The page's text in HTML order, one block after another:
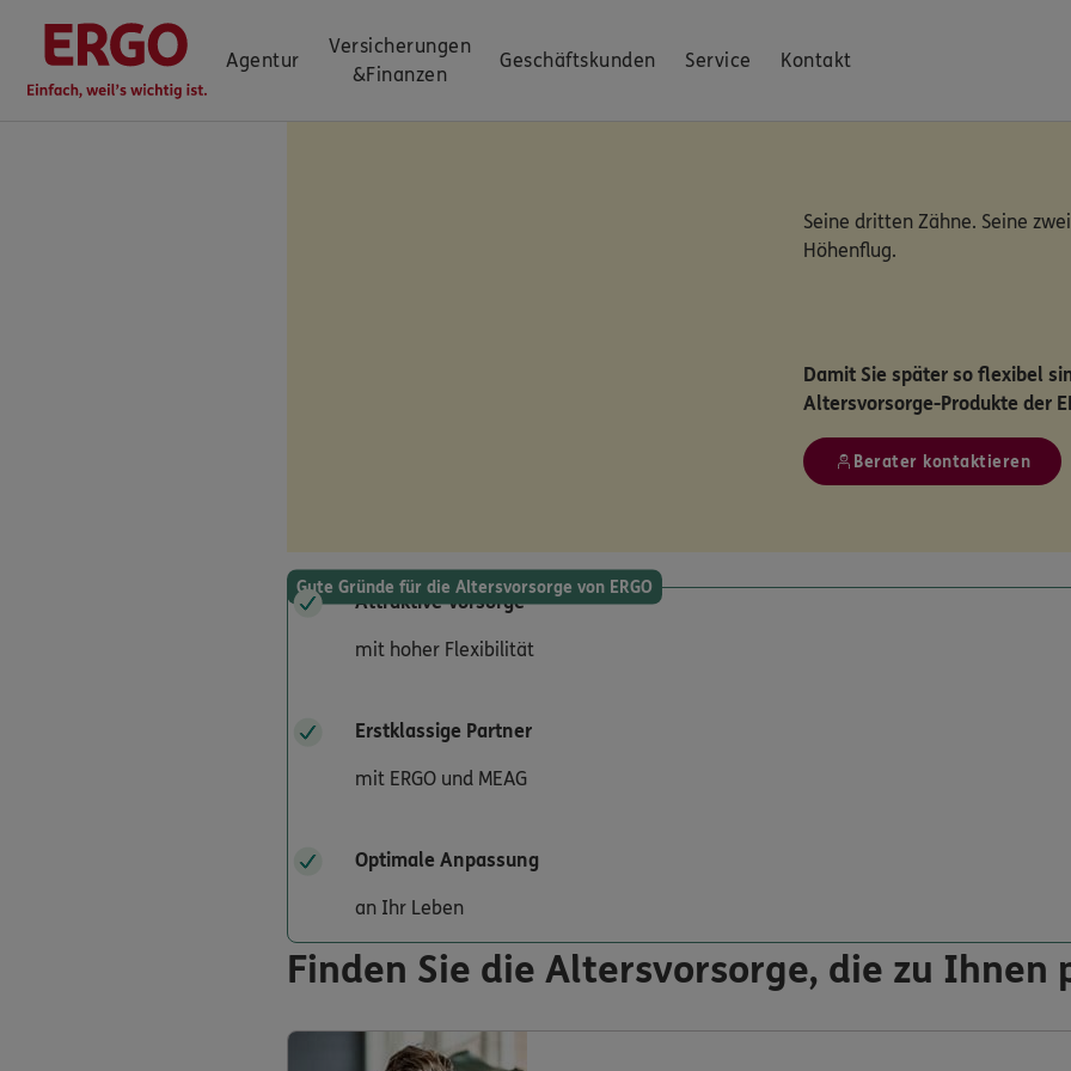
Agentur
Versicherungen
&Finanzen
Geschäftskunden Service Kontakt
Seine dritten Zähne. Seine
Höhenflug.
Damit Sie später so flexibel
Altersvorsorge-Produkte der
Berater kontaktieren
Gute Gründe für die Altersvorsorge von ERGO
Attraktive Vorsorge
mit hoher Flexibilität
Erstklassige Partner
mit ERGO und MEAG
Optimale Anpassung
an Ihr Leben
Finden Sie die Altersvorsorge, die zu Ihnen